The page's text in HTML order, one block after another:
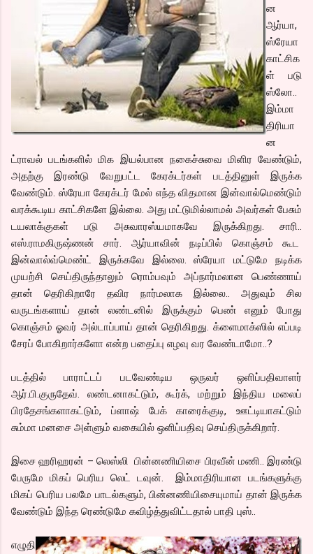
ன
ஆர்யா,
ஸ்ரேயா
காட்சிக
ள் படு
ஸ்லோ..
இம்மா
திரியா
ன
ட்ராவல் படங்களில் மிக இயல்பான நகைச்சுவை மிளிர வேண்டும்,
அதற்கு இரண்டு வேறுபட்ட கேரக்டர்கள் படத்தினுள் இருக்க
வேண்டும். ஸ்ரேயா கேரக்டர் மேல் எந்த விதமான இன்வால்மெண்டும்
வரக்கூடிய காட்சிகளே இல்லை. அது மட்டுமில்லாமல் அவர்கள் பேசும்
டயலாக்குகள் படு அசுவாரஸ்யமாகவே இருக்கிறது. சாரி..
எஸ்.ராமகிருஷ்ணன் சார். ஆர்யாவின் நடிப்பில் கொஞ்சம் கூட
இன்வால்வ்மெண்ட் இருக்கவே இல்லை. ஸ்ரேயா மட்டுமே நடிக்க
முயற்சி செய்திருந்தாலும் ரொம்பவும் அப்நார்மலான பெண்ணாய்
தான் தெரிகிறாரே தவிர நார்மலாக இல்லை.. அதுவும் சில
வருடங்களாய் தான் லண்டனில் இருக்கும் பெண் எனும் போது
கொஞ்சம் ஓவர் அல்டாப்பாய் தான் தெரிகிறது. க்ளைமாக்ஸில் எப்படி
சேரப் போகிறார்களோ என்ற பதைப்பு எழவு வர வேண்டாமோ..?
படத்தில் பாராட்டப் படவேண்டிய ஒருவர் ஒளிப்பதிவாளர்
ஆர்.பி.குருதேவ். லண்டனாகட்டும், கூர்க், மற்றும் இந்திய மலைப்
பிரதேசங்களாகட்டும், ப்ளாஷ் பேக் காரைக்குடி, ஊட்டியாகட்டும்
சும்மா மனசை அள்ளும் வகையில் ஒளிப்பதிவு செய்திருக்கிறார்.
இசை ஹரிஹரன் – லெஸ்லி பின்னணியிசை பிரவீன் மணி.. இரண்டு
பேருமே மிகப் பெரிய லெட் டவுன். இம்மாதிரியான படங்களுக்கு
மிகப் பெரிய பலமே பாடல்களும், பின்னணியிசையுமாய் தான் இருக்க
வேண்டும் இந்த ரெண்டுமே கவிழ்த்துவிட்டதால் பாதி புஸ்..
எழுதி